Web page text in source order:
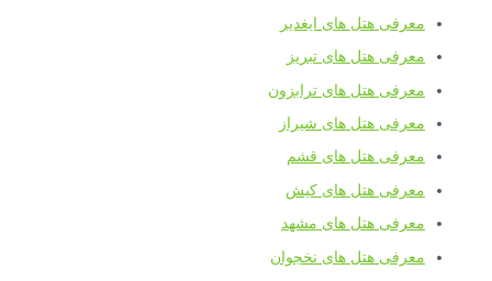
معرفی هتل های ایغدیر
معرفی هتل های تبریز
معرفی هتل های ترابزون
معرفی هتل های شیراز
معرفی هتل های قشم
معرفی هتل های کیش
معرفی هتل های مشهد
معرفی هتل های نخجوان